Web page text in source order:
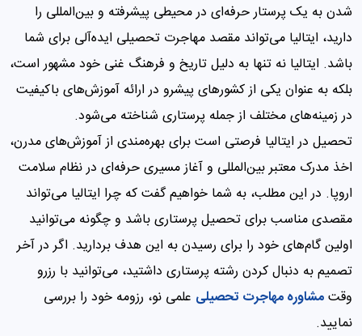
شدن به یک پرستار حرفه‌ای در محیطی پیشرفته و بین‌المللی را
دارید، ایتالیا می‌تواند مقصد مهاجرت تحصیلی ایده‌آلی برای شما
باشد. ایتالیا نه تنها به دلیل تاریخ و فرهنگ غنی خود مشهور است،
بلکه به عنوان یکی از کشورهای پیشرو در ارائه آموزش‌های باکیفیت
در زمینه‌های مختلف از جمله پرستاری شناخته می‌شود.
تحصیل در ایتالیا فرصتی است برای بهره‌مندی از آموزش‌های مدرن،
اخذ مدرک معتبر بین‌المللی و آغاز مسیری حرفه‌ای در نظام سلامت
اروپا. در این مطلب، به شما خواهیم گفت که چرا ایتالیا می‌تواند
مقصدی مناسب برای تحصیل پرستاری باشد و چگونه می‌توانید
اولین گام‌های خود را برای رسیدن به این هدف بردارید. اگر در آخر
تصمیم به دنبال کردن رشته پرستاری داشتید، می‌توانید با رزرو
وقتمشاوره مهاجرت تحصیلی علمی نو، رزومه خود را بررسی
نمایید.